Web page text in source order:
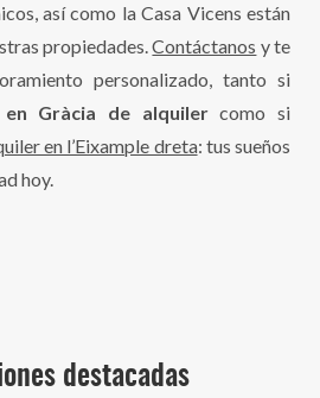
así como la Casa Vicens están
propiedades.Contáctanos y te
personalizado, tanto si
Gràcia de alquilercomo si
en l’Eixample dreta: tus sueños
hoy.
destacadas